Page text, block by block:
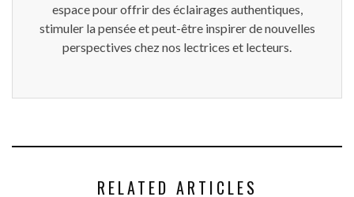
espace pour offrir des éclairages authentiques,
stimuler la pensée et peut-être inspirer de nouvelles
perspectives chez nos lectrices et lecteurs.
RELATED ARTICLES